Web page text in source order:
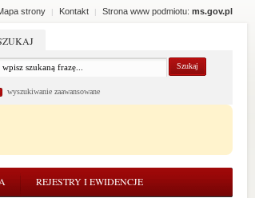
strony | Kontakt | Strona www podmiotu: ms.gov.pl
wyszukiwanie zaawansowane
REJESTRY I EWIDENCJE